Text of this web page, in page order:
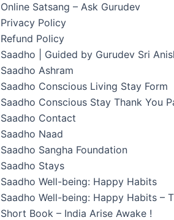
Online Satsang – Ask Gurudev
Privacy Policy
Refund Policy
Saadho | Guided by Gurudev Sri
Saadho Ashram
Saadho Conscious Living Stay Form
Saadho Conscious Stay Thank You
Saadho Contact
Saadho Naad
Saadho Sangha Foundation
Saadho Stays
Saadho Well-being: Happy Habits
Saadho Well-being: Happy Habits –
Short Book – India Arise Awake !